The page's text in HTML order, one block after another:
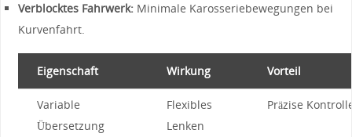
Verblocktes Fahrwerk:Minimale Karosseriebewegungen bei
‌Kurvenfahrt.
Eigenschaft Wirkung Vorteil
Variable
Übersetzung
Flexibles
Lenken
Präzise